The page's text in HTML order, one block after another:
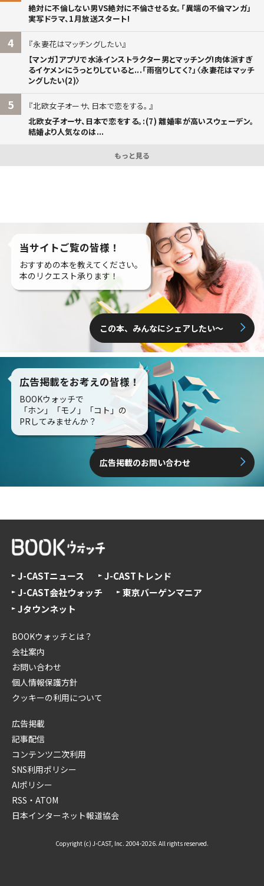
絶対に不倫しない男VS絶対に不倫させる女。「異端の不倫マンガ」
実写ドラマ、1月放送スタート!
4
永妻花はマッチングしたい
【マンガ】アプリで水泳インストラクター男とマッチング!肉体派すぎ
るイケメンにうっとりしていると...「雨宿りしてく?」〈永妻花はマッチ
ングしたい(2)〉
5
北欧女子オーサ、日本で恋をする。
北欧女子オーサ、日本で恋をする。:(7) 離婚率が高いスウェーデン。
結婚より人気なのは...
もっと見る
当サイトご覧の皆様！
おすすめの本を教えてください。
本のリクエスト承ります！
この本、みんなにシェアしたい〜
広告掲載をお考えの皆様！
BOOKウォッチで
「ホン」「モノ」「コト」の
PRしてみませんか？
広告掲載のお問い合わせ
J-CASTニュース
J-CASTトレンド
J-CAST会社ウォッチ
東京バーゲンマニア
Jタウンネット
BOOKウォッチとは？
会社案内
お問い合わせ
個人情報保護方針
クッキーの利用について
広告掲載
記事配信
コンテンツ二次利用
SNS利用ポリシー
AIポリシー
RSS・ATOM
日本インターネット報道協会
Copyright (c) J-CAST, Inc. 2004-2026. All rights reserved.